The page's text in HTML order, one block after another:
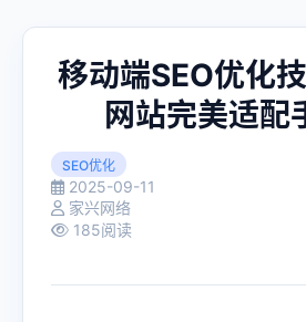
移动端SEO优化
网站完美适配
SEO优化
2025-09-11
家兴网络
185阅读